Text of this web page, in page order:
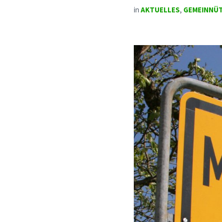
inAKTUELLES,